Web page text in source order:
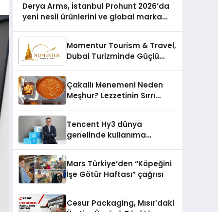
Derya Arms, İstanbul Prohunt 2026’da
yeni nesil ürünlerini ve global marka
Momentur Tourism & Travel,
Dubai Turizminde Güçlü
Çakallı Menemeni Neden
Meşhur? Lezzetinin Sırrı
Tencent Hy3 dünya
genelinde kullanıma
Mars Türkiye’den “Köpeğini
İşe Götür Haftası” çağrısı
Cesur Packaging, Mısır’daki